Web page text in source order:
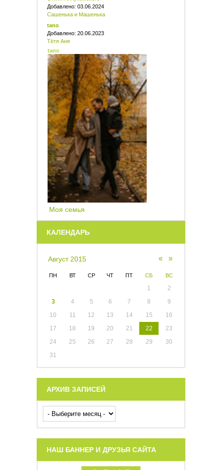
Добавлено: 03.06.2024
Сашенька и Машенька
tano
Добавлено: 20.06.2023
Тётя Аня
tano
Моя семья
КАЛЕНДАРЬ
«
Август 2015 »
ПН ВТ СР ЧТ ПТ СБ ВС
1
2
3
4 5 6 7 8
9
10
11 12 13 14 15
16
17
18 19 20 21 22
23
24
25 26 27 28 29
30
31
АРХИВ ЗАПИСЕЙ
НАШ БАННЕР И ДРУЗЬЯ САЙТА